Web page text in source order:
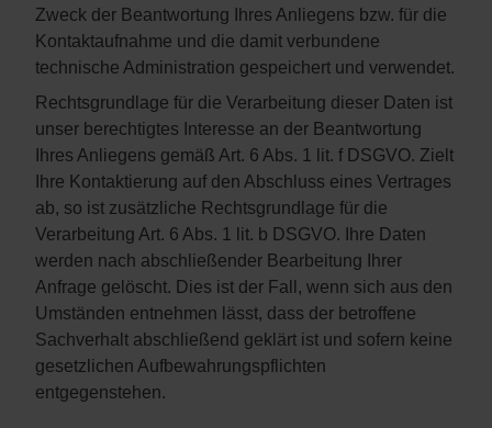
Zweck der Beantwortung Ihres Anliegens bzw. für die
Kontaktaufnahme und die damit verbundene
technische Administration gespeichert und verwendet.
Rechtsgrundlage für die Verarbeitung dieser Daten ist
unser berechtigtes Interesse an der Beantwortung
Ihres Anliegens gemäß Art. 6 Abs. 1 lit. f DSGVO. Zielt
Ihre Kontaktierung auf den Abschluss eines Vertrages
ab, so ist zusätzliche Rechtsgrundlage für die
Verarbeitung Art. 6 Abs. 1 lit. b DSGVO. Ihre Daten
werden nach abschließender Bearbeitung Ihrer
Anfrage gelöscht. Dies ist der Fall, wenn sich aus den
Umständen entnehmen lässt, dass der betroffene
Sachverhalt abschließend geklärt ist und sofern keine
gesetzlichen Aufbewahrungspflichten
entgegenstehen.